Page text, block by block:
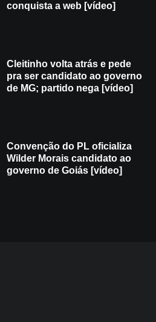
conquista a web [vídeo]
Cleitinho volta atrás e pede
pra ser candidato ao governo
de MG; partido nega [vídeo]
Convenção do PL oficializa
Wilder Morais candidato ao
governo de Goiás [vídeo]